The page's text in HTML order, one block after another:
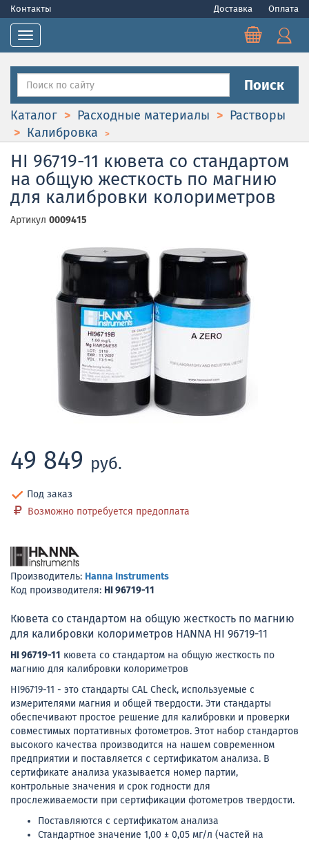
Контакты Доставка Оплата
Toggle navigation
Поиск
Каталог Расходные материалы
Растворы
Калибровка
HI 96719-11 кювета со стандартом
на общую жесткость по магнию
для калибровки колориметров
Артикул 0009415
49 849 руб.
Под заказ
Возможно потребуется предоплата
Производитель: Hanna Instruments
Код производителя: HI 96719-11
Кювета со стандартом на общую жесткость по магнию
для калибровки колориметров HANNA HI 96719-11
HI 96719-11 кювета со стандартом на общую жесткость по
магнию для калибровки колориметров
HI96719-11 - это стандарты CAL Check, используемые с
измерителями магния и общей твердости. Эти стандарты
обеспечивают простое решение для калибровки и проверки
совместимых портативных фотометров. Этот набор стандартов
высокого качества производится на нашем современном
предприятии и поставляется с сертификатом анализа. В
сертификате анализа указывается номер партии,
контрольные значения и срок годности для
прослеживаемости при сертификации фотометров твердости.
Поставляются с сертификатом анализа
Стандартное значение 1,00 ± 0,05 мг/л (частей на